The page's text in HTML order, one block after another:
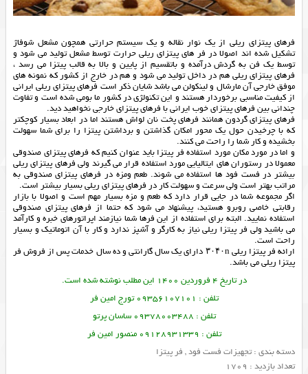
فرهای پیتزای ریلی از یک نوار نقاله و یک سیستم حرارتی همچون مشعل شوفاژ
تشکیل شده اند اصولا در فر های پیتزای ریلی حرارت توسط مشعل تولید می شود و
توسط یک فن به گردش درآمده و باتقسیم از پایین و بالا به قالب پیتزا می رسد ،
فرهای پیتزای ریلی هم در داخل تولید می شود و هم در خارج از کشور که نمونه های
موفق خارجی آن مارشال و لینکولن می باشد شایان ذکر است فرهای پیتزای ریلی ایرانی
از کیفیت مناسبی برخوردار هستند و این تکنولژی در کشور ما بومی شده است و تفاوت
چندانی بین فرهای پیتزای خوب ایرانی با فرهای پیتزای خارجی نخواهید دید.
فرهای پیتزای گردون همانند فرهای پخت نان لواش هستند اما در ابعاد بسیار کوچکتر
که با چرخیدن حول یک محور امکان گذاشتن و برداشتن پیتزا را برای شما سهولت
بخشیده و کار شما را راحت می کنند.
و اما در مورد مکان مورد استفاده فر پیتزا باید عنوان کنیم که فرهای پیتزای صندوقی
معمولا در رستوران های ایتالیایی مورد استفاده قرار می گیرند ولی فرهای پیتزای ریلی
بیشتر در فست فود ها استفاده می شوند. طعم ومزه در فرهای پیتزای صندوقی به
مراتب بهتر است ولی سرعت و سهولت کار در فرهای پیتزای ریلی بسیار بیشتر است.
اگر مجموعه شما در جایی قرار دارد که طعم و مزه بسیار مهم است و اصولا با بازار
رقابتی خاصی روبرو هستید، پیشنهاد می شود که حتما از فرهای پیتزای صندوقی
استفاده نمایید. البته برای استفاده از این فرها شما نیازمند اپراتورهای خبره و کارآمد
می باشید ولی فر پیتزا ریلی نیاز به کارگر و آشپز ندارد و کار با آن اتوماتیک و بسیار
راحت است.
ارائه فر پیتزا ریلی ۳۰۴۰n دارای یک سال گارانتی و ده سال خدمات پس از فروش فر
پیتزا ریلی می باشد.
در تاریخ 4 فروردین 1400 این مطلب نوشته شده است.
تلفن : 09356107101 تورج امین فر
تلفن : 09378003488 ساسان پرتو
تلفن : 09128931339 منصور امین فر
دسته بندی :تجهیزات فست فود, فر پیتزا
تعداد بازدید : 1709